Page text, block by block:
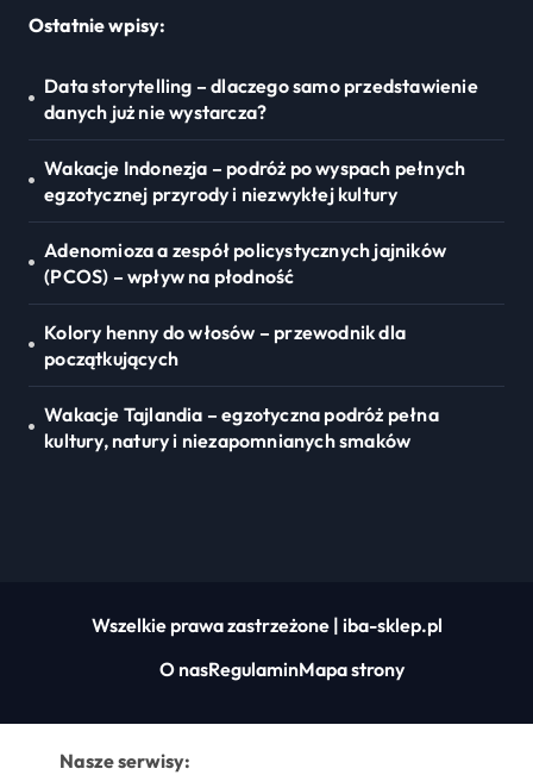
Ostatnie wpisy:
Data storytelling – dlaczego samo przedstawienie
danych już nie wystarcza?
Wakacje Indonezja – podróż po wyspach pełnych
egzotycznej przyrody i niezwykłej kultury
Adenomioza a zespół policystycznych jajników
(PCOS) – wpływ na płodność
Kolory henny do włosów – przewodnik dla
początkujących
Wakacje Tajlandia – egzotyczna podróż pełna
kultury, natury i niezapomnianych smaków
Wszelkie prawa zastrzeżone | iba-sklep.pl
O nasRegulaminMapa strony
Nasze serwisy: